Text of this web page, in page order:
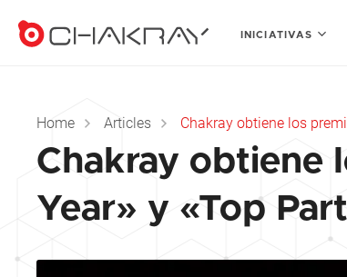
INICIATIVAS
Home Articles Chakray obtiene los
Chakray obtiene
Year» y «Top